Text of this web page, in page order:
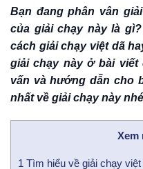
Bạn đang phân vân
của giải chạy này là
cách giải chạy việt dã
giải chạy này ở bài
vấn và hướng dẫn cho
nhất về giải chạy này
Xem
1 Tìm hiểu về giải chạy việt